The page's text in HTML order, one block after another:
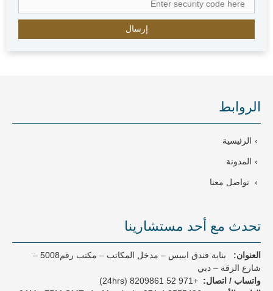
b
E
s
+
7
1
الروابط
الرئيسية
المدونة
تواصل معنا
تحدث مع أحد مستشارينا
العنوان:
بناية فندق ايبيس – مدخل المكاتب – مكتب رقم5008 –
شارع الرقة – دبي
واتساب / اتصال: +971 52 8209861 (24hrs)